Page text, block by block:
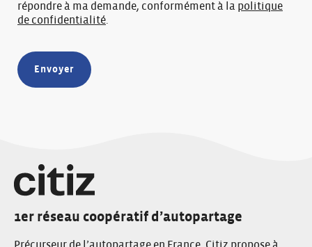
répondre à ma demande, conformément à la politique
de confidentialité
1er réseau coopératif d’autopartage
Précurseur de l’autopartage en France, Citiz propose à